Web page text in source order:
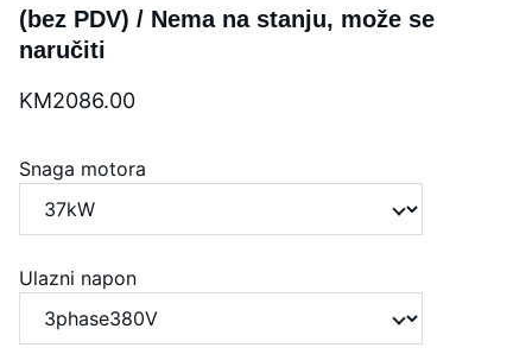
(bez PDV) / Nema na stanju, može se
naručiti
KM2086.00
Snaga motora
Ulazni napon